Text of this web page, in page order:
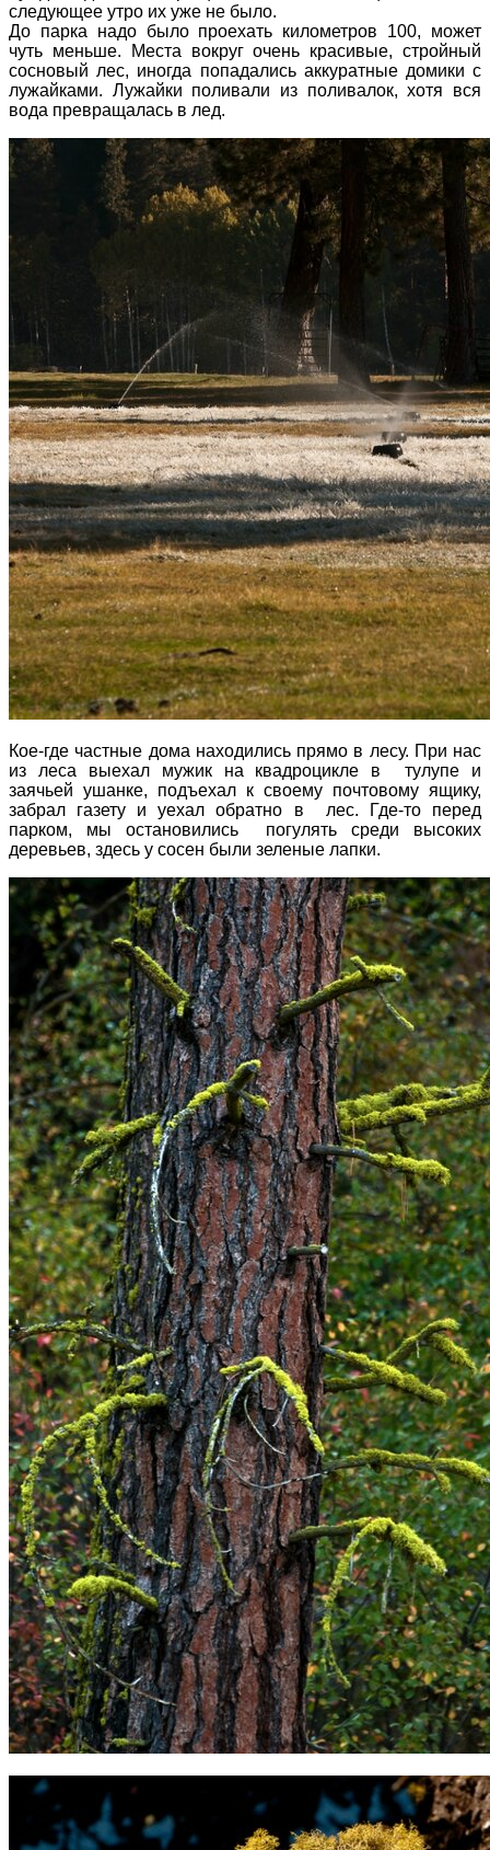
следующее утро их уже не было.
До парка надо было проехать километров 100, может
чуть меньше. Места вокруг очень красивые, стройный
сосновый лес, иногда попадались аккуратные домики с
лужайками. Лужайки поливали из поливалок, хотя вся
вода превращалась в лед.
Кое-где частные дома находились прямо в лесу. При нас
из леса выехал мужик на квадроцикле в тулупе и
заячьей ушанке, подъехал к своему почтовому ящику,
забрал газету и уехал обратно в лес. Где-то перед
парком, мы остановились погулять среди высоких
деревьев, здесь у сосен были зеленые лапки.